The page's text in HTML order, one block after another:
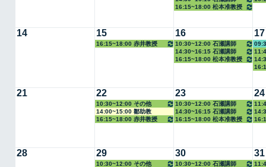
16:15~18:00 松本准教授
14 15
16:15~18:00 赤井教授
16
10:30~12:00 石瀬講師
14:30~16:15 石瀬講師
16:15~18:00 松本准教授
17
21 22
10:30~12:00 その他
14:00~15:00 鄒助教
16:15~18:00 赤井教授
23
10:30~12:00 石瀬講師
14:30~16:15 石瀬講師
16:15~18:00 松本准教授
24
28 29
10:30~12:00 その他
30
10:30~12:00 石瀬講師
31